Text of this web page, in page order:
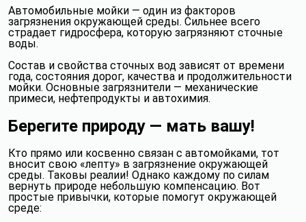
Автомобильные мойки — один из факторов
загрязнения окружающей среды. Сильнее всего
страдает гидросфера, которую загрязняют сточные
воды.
Состав и свойства сточных вод зависят от времени
года, состояния дорог, качества и продолжительности
мойки. Основные загрязнители — механические
примеси, нефтепродукты и автохимия.
Берегите природу — мать вашу!
Кто прямо или косвенно связан с автомойками, тот
вносит свою «лепту» в загрязнение окружающей
среды. Таковы реалии! Однако каждому по силам
вернуть природе небольшую компенсацию. Вот
простые привычки, которые помогут окружающей
среде: